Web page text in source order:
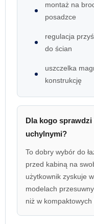
montaż na
posadzce
regulacja
do ścian
uszczelka
konstrukcję
Dla kogo sprawdzi
uchylnymi?
To dobry wybór do
przed kabiną na
użytkownik zyskuje
modelach
niż w